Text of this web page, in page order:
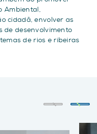
Ambiental,
cidadã, envolver as
de desenvolvimento
de rios e ribeiras